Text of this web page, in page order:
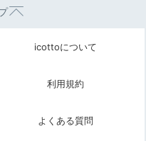
影スポットとしても有
icottoについて
利用規約
よくある質問